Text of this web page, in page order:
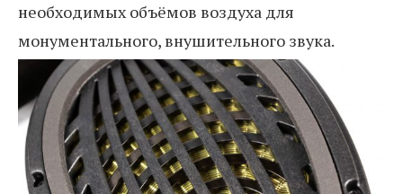
необходимых объёмов воздуха для
монументального, внушительного звука.